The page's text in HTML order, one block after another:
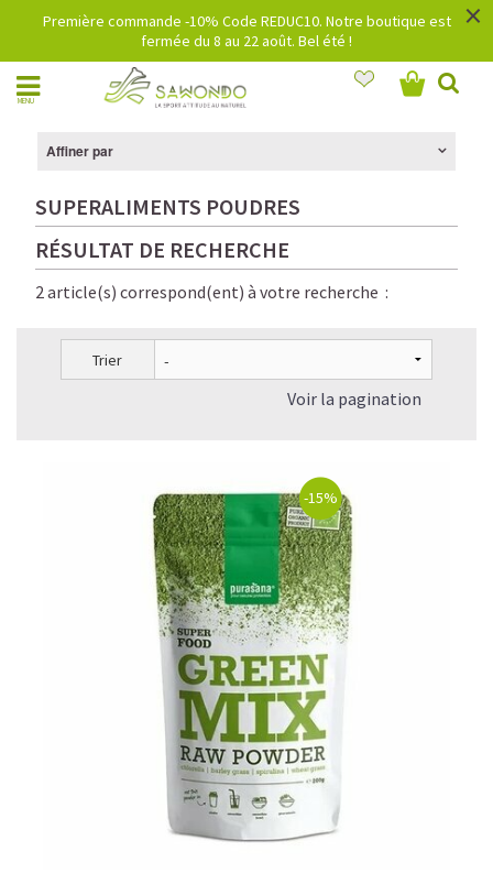
Première commande -10% Code REDUC10. Notre boutique est
fermée du 8 au 22 août. Bel été !
×
MENU
Affiner par
SUPERALIMENTS POUDRES
RÉSULTAT DE RECHERCHE
2 article(s) correspond(ent) à votre recherche :
Trier
Voir la pagination
-15%